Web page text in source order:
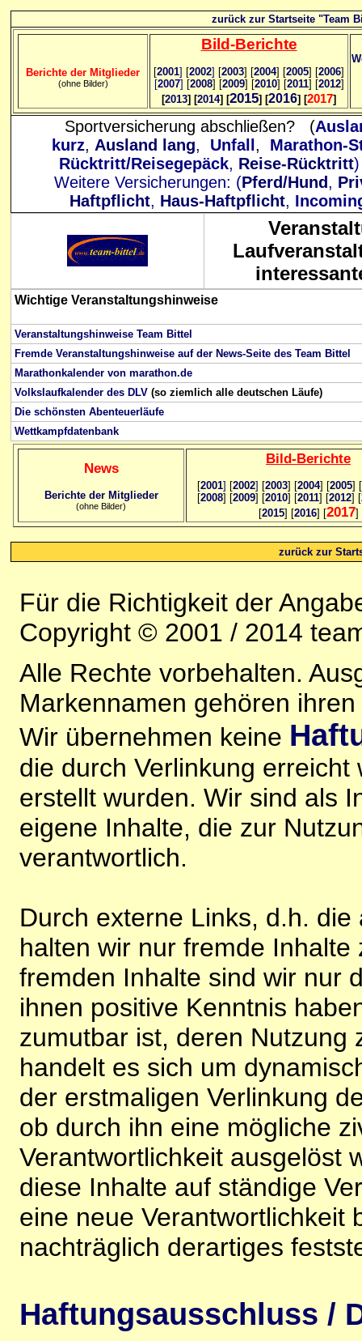
zurück zur Startseite "Team
Berichte der Mitglieder
(ohne Bilder)
Bild-Berichte
[2001] [2002] [2003] [2004] [2005] [2006]
[2007] [2008] [2009] [2010] [2011] [2012]
[2013] [2014] [2015] [2016] [2017]
Sportversicherung abschließen? (
kurz, Ausland lang, Unfall ,
Marathon-
Rücktritt/Reisegepäck, Reise-Rücktritt
Weitere Versicherungen: (Pferd/Hund,
Haftpflicht, Haus-Haftpflicht,
Wichtige Veranstaltungshinweise
Veranstaltungshinweise Team Bittel
Fremde Veranstaltungshinweise auf der News-Seite des Team Bittel
Marathonkalender von marathon.de
Volkslaufkalender des DLV (so ziemlich alle deutschen Läufe)
Die schönsten Abenteuerläufe
Wettkampfdatenbank
News
Berichte der Mitglieder
(ohne Bilder)
Bild-Berichte
[2001] [2002] [2003] [2004] [2005] [
[2008] [2009] [2010] [2011] [2012] [
[2015] [2016] [2017]
zurück zur
Für die Richtigkeit der
Copyright © 2001 / 2014
Alle Rechte vorbehalten.
Markennamen gehören
Wir übernehmen keine
die durch Verlinkung
erstellt wurden. Wir sind als
eigene Inhalte, die zur
verantwortlich.
Durch externe Links, d.h.
halten wir nur fremde
fremden Inhalte sind wir nur
ihnen positive Kenntnis
zumutbar ist, deren Nutzung
handelt es sich um
der erstmaligen Verlinkung
ob durch ihn eine mögliche
Verantwortlichkeit ausgelöst
diese Inhalte auf ständige
eine neue Verantwortlichkeit
nachträglich derartiges
Haftungsausschluss /